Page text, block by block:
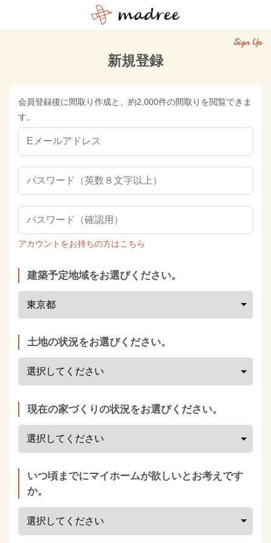
Sign Up
新規登録
会員登録後に間取り作成と、約2,000件の間取りを閲覧できま
す。
アカウントをお持ちの方はこちら
建築予定地域をお選びください。
土地の状況をお選びください。
現在の家づくりの状況をお選びください。
いつ頃までにマイホームが欲しいとお考えです
か。